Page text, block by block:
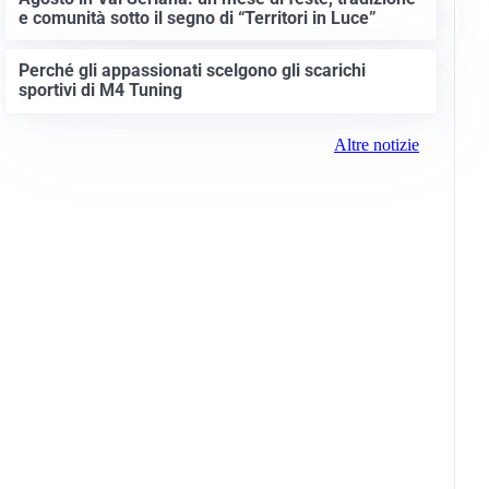
e comunità sotto il segno di “Territori in Luce”
Perché gli appassionati scelgono gli scarichi
sportivi di M4 Tuning
Altre notizie